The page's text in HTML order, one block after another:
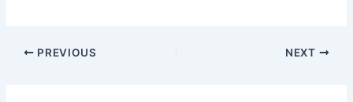
PREVIOUS NEXT